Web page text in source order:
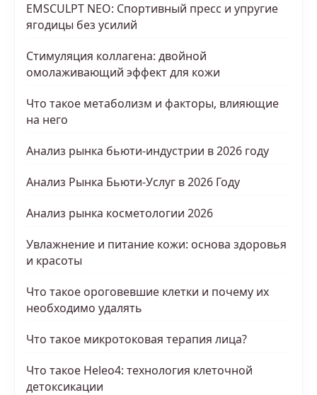
EMSCULPT NEO: Спортивный пресс и упругие
ягодицы без усилий
Стимуляция коллагена: двойной
омолаживающий эффект для кожи
Что такое метаболизм и факторы, влияющие
на него
Анализ рынка бьюти-индустрии в 2026 году
Анализ Рынка Бьюти-Услуг в 2026 Году
Анализ рынка косметологии 2026
Увлажнение и питание кожи: основа здоровья
и красоты
Что такое ороговевшие клетки и почему их
необходимо удалять
Что такое микротоковая терапия лица?
Что такое Heleo4: технология клеточной
детоксикации